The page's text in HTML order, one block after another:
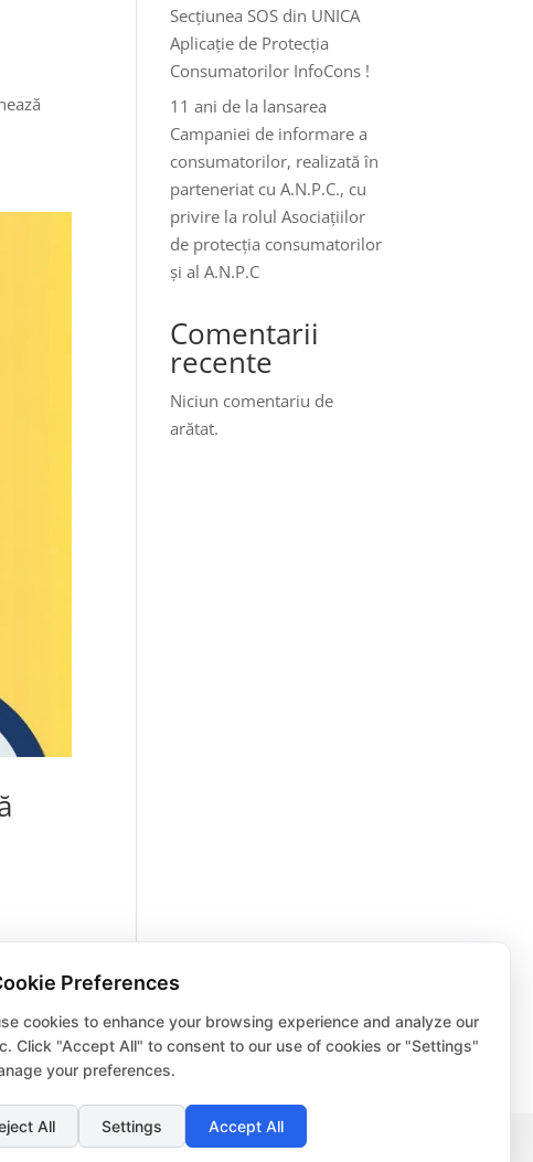
Secțiunea SOS din UNICA
Aplicație de Protecția
Consumatorilor InfoCons !
11 ani de la lansarea
Campaniei de informare a
consumatorilor, realizată în
parteneriat cu A.N.P.C., cu
privire la rolul Asociațiilor
de protecția consumatorilor
și al A.N.P.C
Comentarii
recente
Niciun comentariu de
arătat.
Preferences
cookies to enhance your browsing experience and analyze our
Click "Accept All" to consent to our use of cookies or "Settings"
your preferences.
All Settings Accept All